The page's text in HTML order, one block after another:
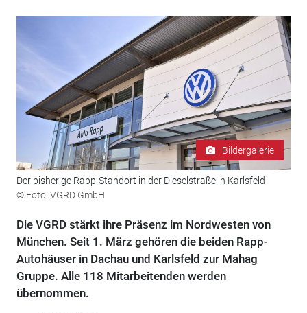
Bildergalerie
Der bisherige Rapp-Standort in der Dieselstraße in Karlsfeld
© Foto: VGRD GmbH
Die VGRD stärkt ihre Präsenz im Nordwesten von
München. Seit 1. März gehören die beiden Rapp-
Autohäuser in Dachau und Karlsfeld zur Mahag
Gruppe. Alle 118 Mitarbeitenden werden
übernommen.